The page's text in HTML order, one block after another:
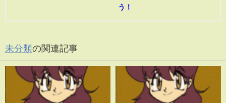
う！
未分類の関連記事